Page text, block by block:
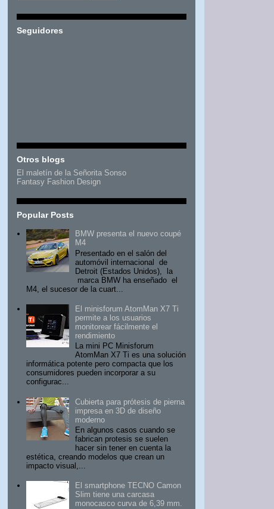
Seguidores
Otros blogs
El maletín de la Señorita Sonso
Fantasy Fashion Design
Popular Posts
BMW presenta el nuevo coupé
M4
Presentado en el salón del
automóvil internacional de
Detroit (Estados Unidos), la
marca BMW ha enseñado el
M4, el sucesor de la cuart...
El minisforum AtomMan X7 Ti
permite a los usuarios
monitorear fácilmente el
rendimiento
La mini PC Minisforum
AtomMan X7 Ti es una solución
informática potente pero compacta que los
consumidores pueden incorporar a su
configurac...
Cubierta para prótesis de pierna
impresa en 3D de diseño
moderno
En algunos casos cuando se
fabrican protesis se suelen
hacer sin tener en cuenta la
estética, creando modelos que crean un
impacto visual,...
El smartphone TECNO Camon
Slim tiene una carcasa
monocasco curva de 6,39 mm.